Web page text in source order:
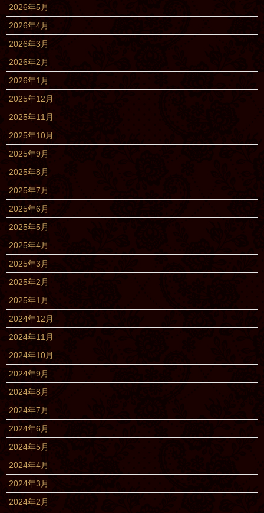
2026年5月
2026年4月
2026年3月
2026年2月
2026年1月
2025年12月
2025年11月
2025年10月
2025年9月
2025年8月
2025年7月
2025年6月
2025年5月
2025年4月
2025年3月
2025年2月
2025年1月
2024年12月
2024年11月
2024年10月
2024年9月
2024年8月
2024年7月
2024年6月
2024年5月
2024年4月
2024年3月
2024年2月